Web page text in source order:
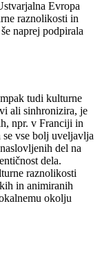
Evropa
raznolikosti in
naprej podpirala
tudi kulturne
ali sinhronizira, je
npr. v Franciji in
vse bolj uveljavlja
del na
dela.
raznolikosti
in animiranih
okolju